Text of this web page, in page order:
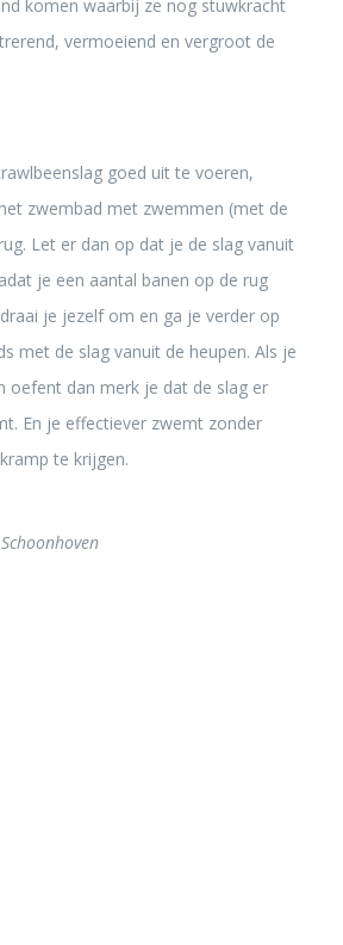
komen waarbij ze nog stuwkracht
vermoeiend en vergroot de
goed uit te voeren,
zwembad met zwemmen (met de
Let er dan op dat je de slag vanuit
je een aantal banen op de rug
je jezelf om en ga je verder op
met de slag vanuit de heupen. Als je
oefent dan merk je dat de slag er
En je effectiever zwemt zonder
te krijgen.